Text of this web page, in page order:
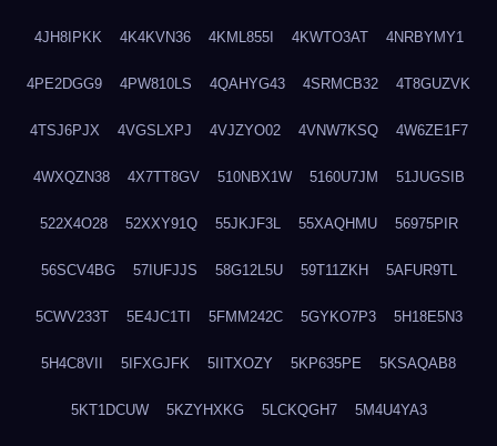
4JH8IPKK 4K4KVN36 4KML855I 4KWTO3AT 4NRBYMY1
4PE2DGG9 4PW810LS 4QAHYG43 4SRMCB32 4T8GUZVK
4TSJ6PJX 4VGSLXPJ 4VJZYO02 4VNW7KSQ 4W6ZE1F7
4WXQZN38 4X7TT8GV 510NBX1W 5160U7JM 51JUGSIB
522X4O28 52XXY91Q 55JKJF3L 55XAQHMU 56975PIR
56SCV4BG 57IUFJJS 58G12L5U 59T11ZKH 5AFUR9TL
5CWV233T 5E4JC1TI 5FMM242C 5GYKO7P3 5H18E5N3
5H4C8VII 5IFXGJFK 5IITXOZY 5KP635PE 5KSAQAB8
5KT1DCUW 5KZYHXKG 5LCKQGH7 5M4U4YA3